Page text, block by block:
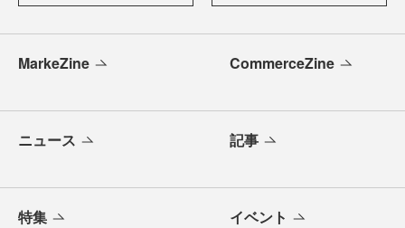
MarkeZine CommerceZine
ニュース 記事
特集 イベント